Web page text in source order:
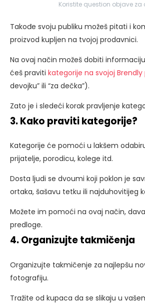
Koristite question objave za
Takođe svoju publiku možeš pitati i
proizvod kupljen na tvojoj prodavnici.
Na ovaj način možeš dobiti
ćeš praviti kategorije na svojoj
devojku” ili “za dečka”).
Zato je i sledeći korak pravljenje
3. Kako praviti kategorije?
Kategorije će pomoći u lakšem
prijatelje, porodicu, kolege itd.
Dosta ljudi se dvoumi koji poklon je
ortaka, šašavu tetku ili najduhovitijeg
Možete im pomoći na ovaj način,
predloge.
4. Organizujte takmičenja
Organizujte takmičenje za najlepšu
fotografiju.
Tražite od kupaca da se slikaju u